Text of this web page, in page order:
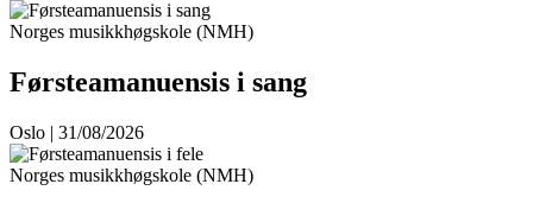
Norges musikkhøgskole (NMH)
Førsteamanuensis i sang
Oslo | 31/08/2026
Norges musikkhøgskole (NMH)